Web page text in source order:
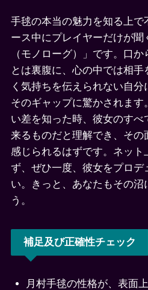
手毬の本当の魅力を知る上で
ース中にプレイヤーだけが
（モノローグ）」です。口
とは裏腹に、心の中では相手
く気持ちを伝えられない自分
そのギャップに驚かされます
い差を知った時、彼女のすべ
来るものだと理解でき、その
感じられるはずです。ネット
ず、ぜひ一度、彼女をプロデ
い。きっと、あなたもその沼
う。
補足及び正確性チェック
月村手毬の性格が、表面